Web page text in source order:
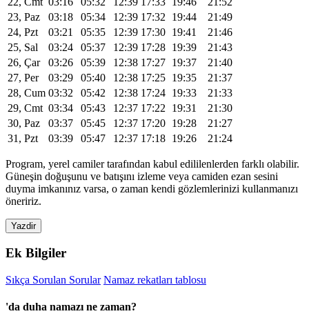
23, Paz
03:18 05:34 12:39 17:32 19:44
21:49
24, Pzt
03:21 05:35 12:39 17:30 19:41
21:46
25, Sal
03:24 05:37 12:39 17:28 19:39
21:43
26, Çar
03:26 05:39 12:38 17:27 19:37
21:40
27, Per
03:29 05:40 12:38 17:25 19:35
21:37
28, Cum 03:32 05:42 12:38 17:24 19:33
21:33
29, Cmt 03:34 05:43 12:37 17:22 19:31
21:30
30, Paz
03:37 05:45 12:37 17:20 19:28
21:27
31, Pzt
03:39 05:47 12:37 17:18 19:26 21:24
Program, yerel camiler tarafından kabul edililenlerden farklı olabilir.
Güneşin doğuşunu ve batışını izleme veya camiden ezan sesini
duyma imkanınız varsa, o zaman kendi gözlemlerinizi kullanmanızı
öneririz.
Yazdir
Ek Bilgiler
Sıkça Sorulan Sorular Namaz rekatları tablosu
'da duha namazı ne zaman?